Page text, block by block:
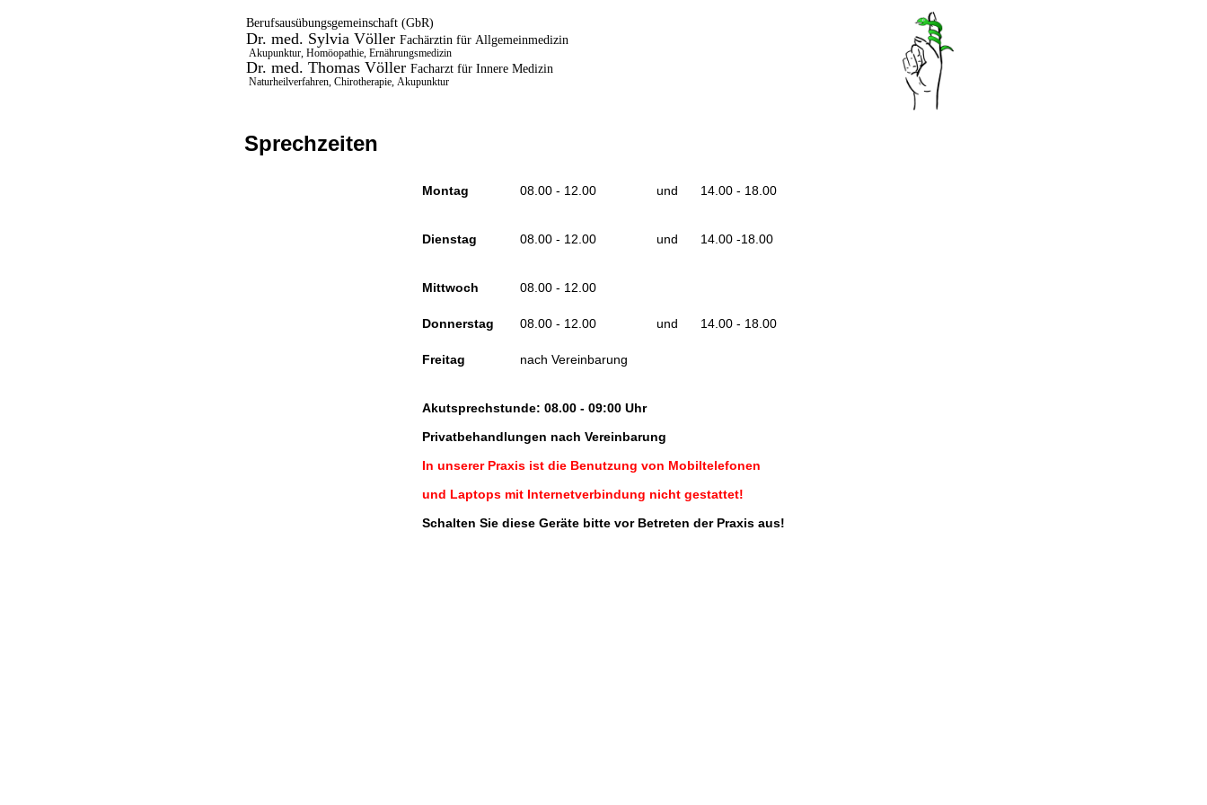
Berufsausübungsgemeinschaft (GbR)
Dr. med. Sylvia Völler Fachärztin für Allgemeinmedizin
Akupunktur, Homöopathie, Ernährungsmedizin
Dr. med. Thomas Völler Facharzt für Innere Medizin
Naturheilverfahren, Chirotherapie, Akupunktur
Sprechzeiten
Montag 08.00 - 12.00 und 14.00 - 18.00
Dienstag 08.00 - 12.00 und 14.00 -18.00
Mittwoch 08.00 - 12.00
Donnerstag 08.00 - 12.00 und 14.00 - 18.00
Freitag nach Vereinbarung
Akutsprechstunde: 08.00 - 09:00 Uhr
Privatbehandlungen nach Vereinbarung
In unserer Praxis ist die Benutzung von Mobiltelefonen
und Laptops mit Internetverbindung nicht gestattet!
Schalten Sie diese Geräte bitte vor Betreten der Praxis aus!